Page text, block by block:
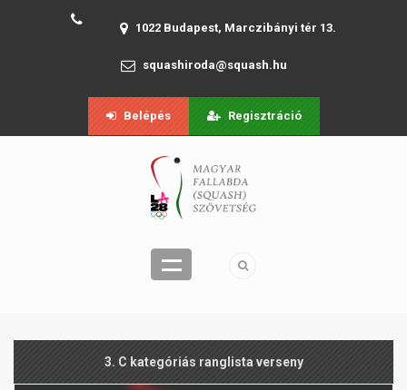
1022 Budapest, Marczibányi tér 13.
squashiroda@squash.hu
Belépés Regisztráció
3. C kategóriás ranglista verseny